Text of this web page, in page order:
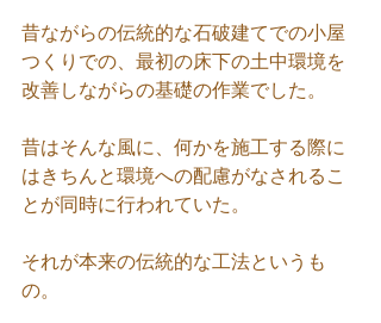
昔ながらの伝統的な石破建てでの小屋
つくりでの、最初の床下の土中環境を
改善しながらの基礎の作業でした。
昔はそんな風に、何かを施工する際に
はきちんと環境への配慮がなされるこ
とが同時に行われていた。
それが本来の伝統的な工法というも
の。